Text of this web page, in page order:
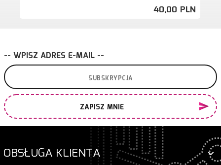
40,00 PLN
-- WPISZ ADRES E-MAIL --
ZAPISZ MNIE
OBSŁUGA KLIENTA